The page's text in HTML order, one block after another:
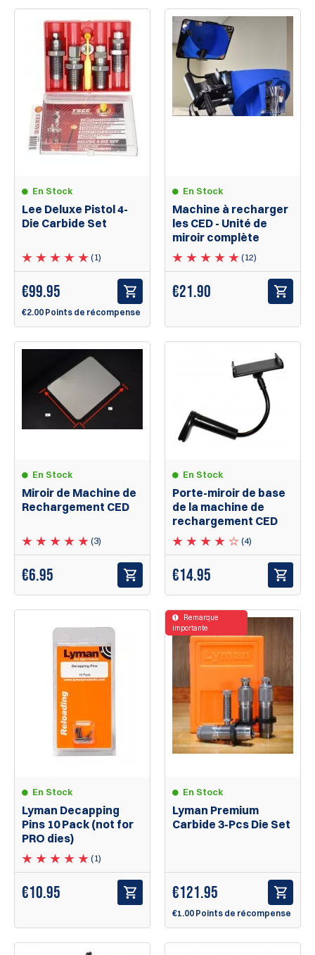
En Stock
Lee Deluxe Pistol 4-
Die Carbide Set
(1)
€99.95
€2.00 Points de récompense
En Stock
Machine à recharger
les CED - Unité de
miroir complète
(12)
€21.90
En Stock
Miroir de Machine de
Rechargement CED
(3)
€6.95
En Stock
Porte-miroir de base
de la machine de
rechargement CED
(4)
€14.95
En Stock
Lyman Decapping
Pins 10 Pack (not for
PRO dies)
(1)
€10.95
En Stock
Lyman Premium
Carbide 3-Pcs Die Set
Remarque
importante
€121.95
€1.00 Points de récompense